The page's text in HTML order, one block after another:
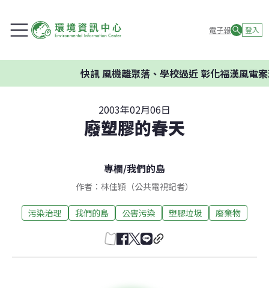
電子報 登入
風機離聚落、學校過近 彰化福漢風電案環
2003年02月06日
廢塑膠的春天
專欄/我們的島
作者：林佳穎（公共電視記者）
污染治理 我們的島 公害污染 塑膠垃圾 廢棄物